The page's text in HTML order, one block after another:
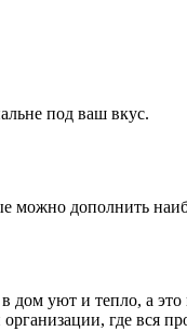
под ваш вкус.
можно дополнить
дом уют и тепло, а это
где вся